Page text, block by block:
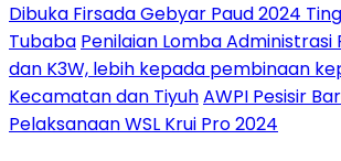
Dibuka Firsada Gebyar Paud 2024
Tubaba Penilaian Lomba Administrasi
dan K3W, lebih kepada pembinaan
Kecamatan dan TiyuhAWPI Pesisir
Pelaksanaan WSL Krui Pro 2024